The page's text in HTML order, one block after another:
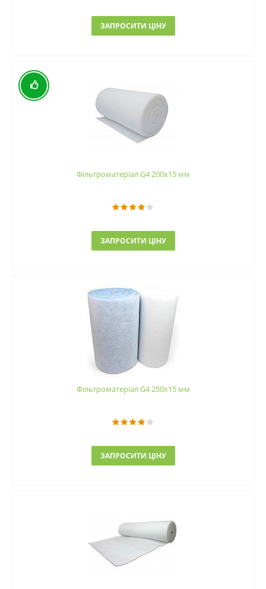
ЗАПРОСИТИ ЦІНУ
Фільтроматеріал G4 200x15 мм
ЗАПРОСИТИ ЦІНУ
Фільтроматеріал G4 250x15 мм
ЗАПРОСИТИ ЦІНУ